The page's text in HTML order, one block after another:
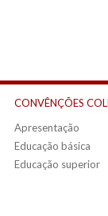
CONVÊNÇÕES
Apresentação
Educação básica
Educação superior